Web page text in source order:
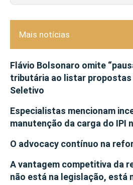
Mais notícias
Flávio Bolsonaro omite
tributária ao listar
Seletivo
Especialistas mencionam
manutenção da carga do IPI
O advocacy contínuo na
A vantagem competitiva da
não está na legislação, está